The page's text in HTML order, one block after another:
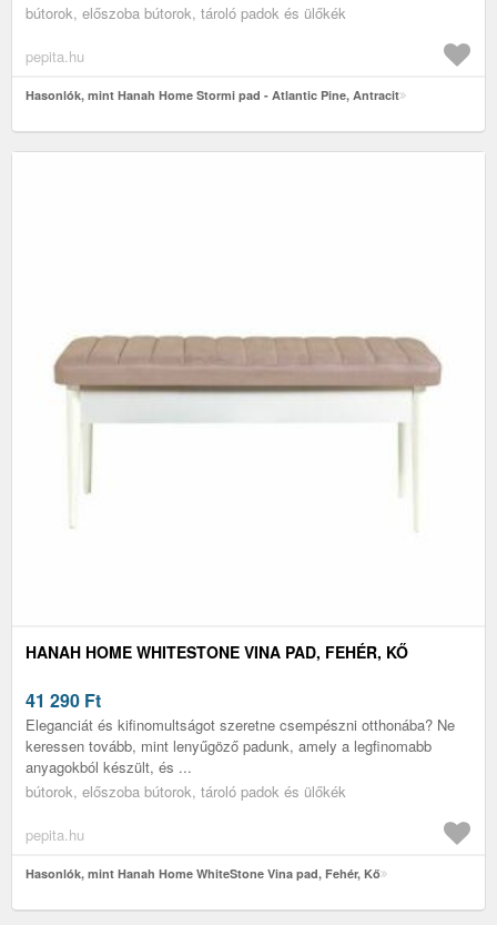
bútorok, előszoba bútorok, tároló padok és ülőkék
pepita.hu
Hasonlók, mint Hanah Home Stormi pad - Atlantic Pine, Antracit
HANAH HOME WHITESTONE VINA PAD, FEHÉR, KŐ
41 290 Ft
Eleganciát és kifinomultságot szeretne csempészni otthonába? Ne
keressen tovább, mint lenyűgöző padunk, amely a legfinomabb
anyagokból készült, és ...
bútorok, előszoba bútorok, tároló padok és ülőkék
pepita.hu
Hasonlók, mint Hanah Home WhiteStone Vina pad, Fehér, Kő